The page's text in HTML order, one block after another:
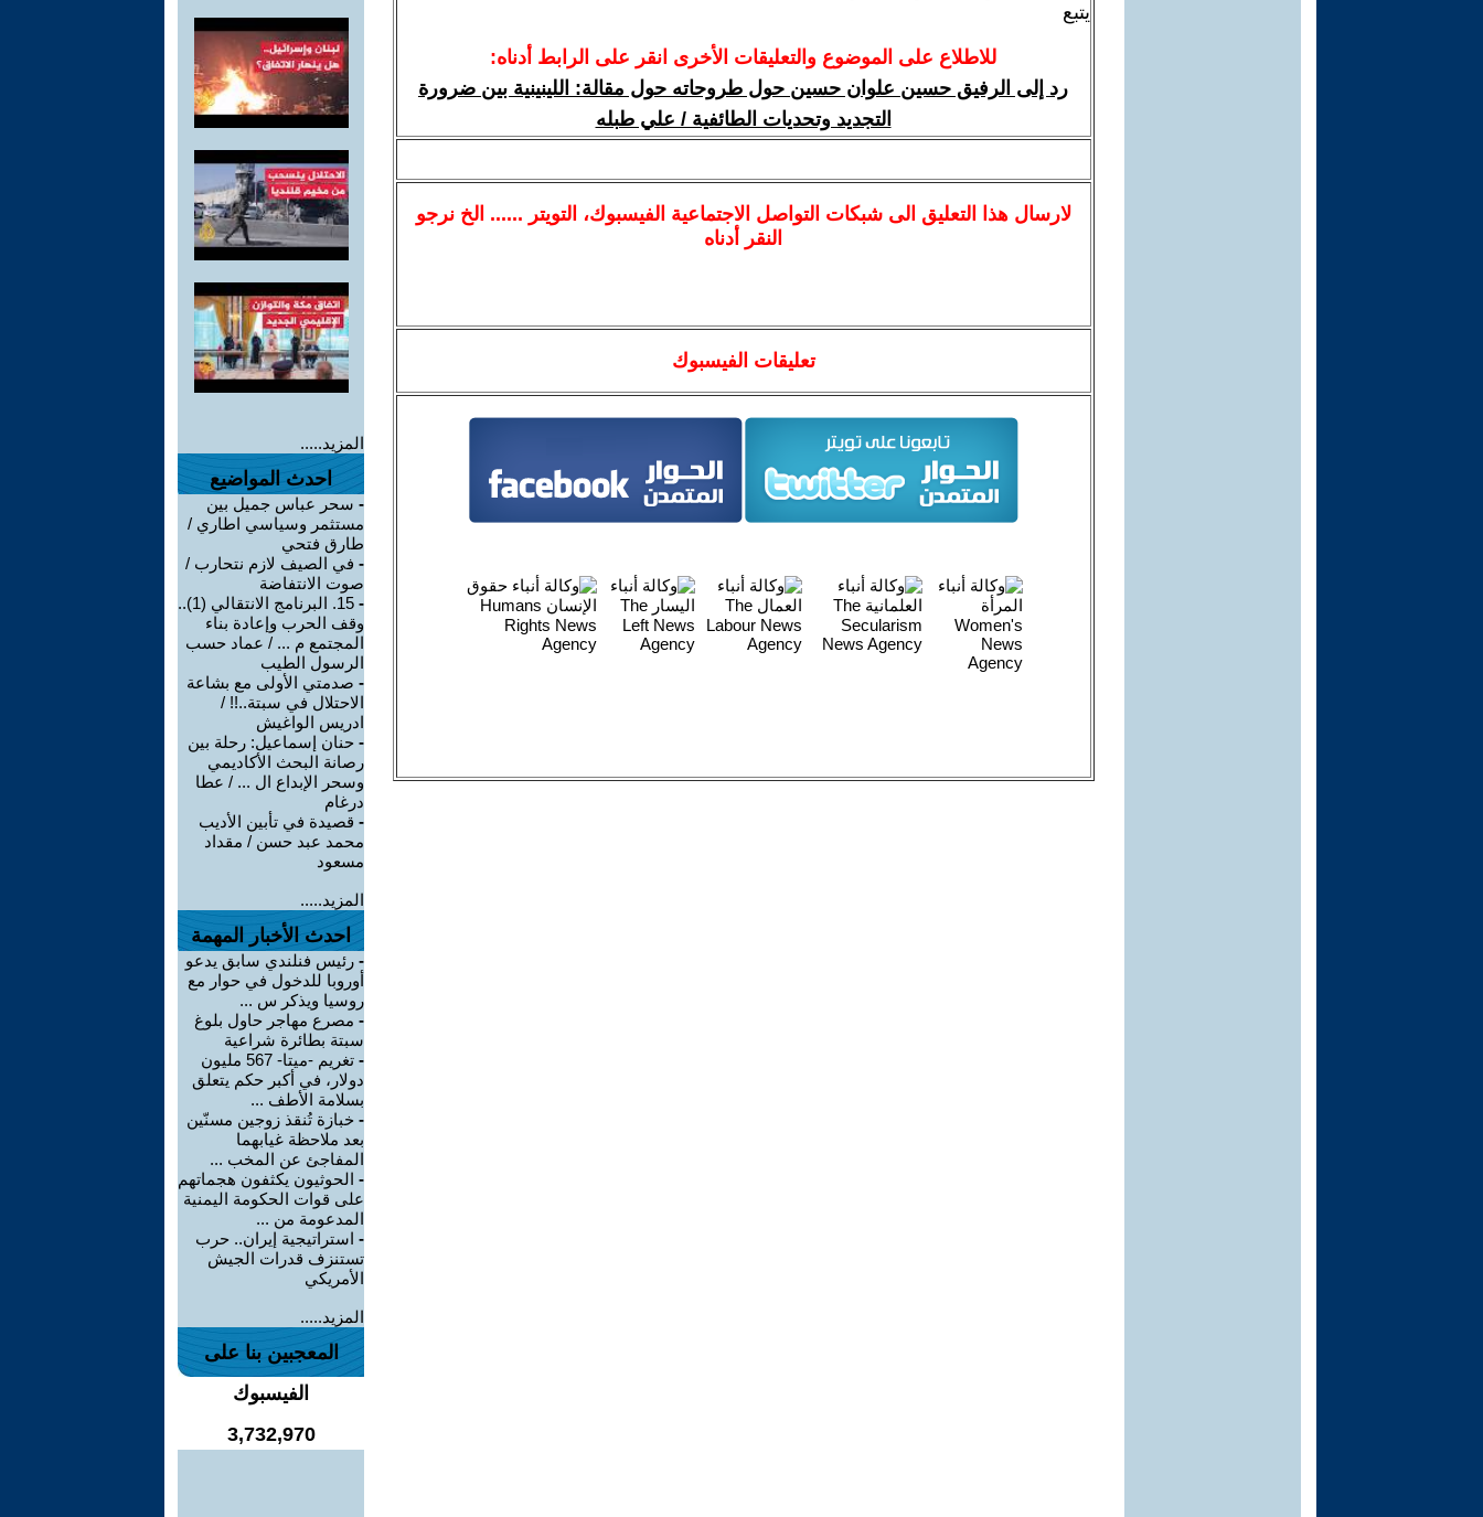
يتبع
للاطلاع على الموضوع والتعليقات الأخرى انقر على الرابط أدناه:
رد إلى الرفيق حسين علوان حسين حول طروحاته حول مقالة: اللينينية بين ضرورة
التجديد وتحديات الطائفية / علي طبله
لارسالهذا التعليق الى شبكات التواصل الاجتماعية الفيسبوك، التويتر ...... الخ نرجو
النقر أدناه
تعليقات الفيسبوك
المزيد.....
احدث المواضيع
- سحر عباس جميل بين
مستثمر وسياسي اطاري /
طارق فتحي
- في الصيف لازم نتحارب /
صوت الانتفاضة
-
15. البرنامج الانتقالي (1)..
وقف الحرب وإعادة بناء
المجتمع م ... / عماد حسب
الرسول الطيب
- صدمتي الأولى مع بشاعة
الاحتلال في سبتة..!! /
ادريس الواغيش
- حنان إسماعيل: رحلة بين
رصانة البحث الأكاديمي
وسحر الإبداع ال ... / عطا
درغام
- قصيدة في تأبين الأديب
محمد عبد حسن / مقداد
مسعود
المزيد.....
احدث الأخبار المهمة
- رئيس فنلندي سابق يدعو
أوروبا للدخول في حوار مع
روسيا ويذكر س ...
- مصرع مهاجر حاول بلوغ
سبتة بطائرة شراعية
-
تغريم -ميتا- 567 مليون
دولار، في أكبر حكم يتعلق
بسلامة الأطف ...
- خبازة تُنقذ زوجين مسنّين
بعد ملاحظة غيابهما
المفاجئ عن المخب ...
- الحوثيون يكثفون هجماتهم
على قوات الحكومة اليمنية
المدعومة من ...
- استراتيجية إيران.. حرب
تستنزف قدرات الجيش
الأمريكي
المزيد.....
المعجبين بنا على
الفيسبوك
3,732,970